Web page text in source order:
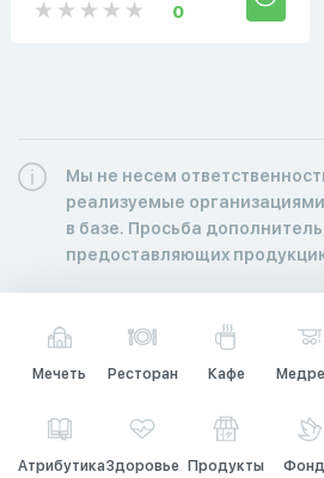
0
Мы не несем
реализуемые
в базе. Просьба
предоставляющих
Мечеть Ресторан Кафе
АтрибутикаЗдоровье Продукты